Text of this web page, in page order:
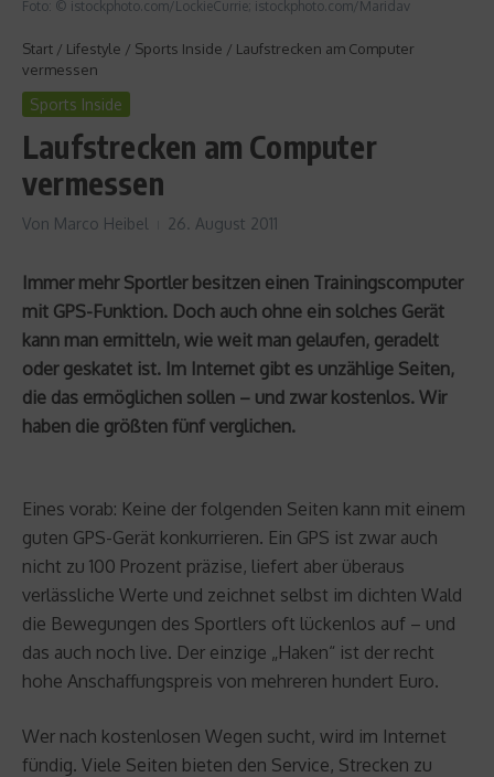
Foto: © istockphoto.com/LockieCurrie; istockphoto.com/Maridav
Start / Lifestyle / Sports Inside / Laufstrecken am Computer
vermessen
Sports Inside
Laufstrecken am Computer
vermessen
Von Marco Heibel 26. August 2011
Immer mehr Sportler besitzen einen Trainingscomputer
mit GPS-Funktion. Doch auch ohne ein solches Gerät
kann man ermitteln, wie weit man gelaufen, geradelt
oder geskatet ist. Im Internet gibt es unzählige Seiten,
die das ermöglichen sollen – und zwar kostenlos. Wir
haben die größten fünf verglichen.
Eines vorab: Keine der folgenden Seiten kann mit einem
guten GPS-Gerät konkurrieren. Ein GPS ist zwar auch
nicht zu 100 Prozent präzise, liefert aber überaus
verlässliche Werte und zeichnet selbst im dichten Wald
die Bewegungen des Sportlers oft lückenlos auf – und
das auch noch live. Der einzige „Haken“ ist der recht
hohe Anschaffungspreis von mehreren hundert Euro.
Wer nach kostenlosen Wegen sucht, wird im Internet
fündig. Viele Seiten bieten den Service, Strecken zu